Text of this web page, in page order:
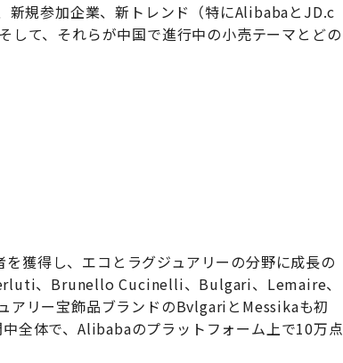
新規参加企業、新トレンド（特にAlibabaとJD.c
て、それらが中国で進行中の小売テーマとどの
獲得し、エコとラグジュアリーの分野に成長の
、Brunello Cucinelli、Bulgari、Lemaire、
リー宝飾品ブランドのBvlgariとMessikaも初
全体で、Alibabaのプラットフォーム上で10万点